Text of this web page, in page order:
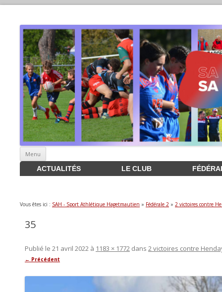
Menu
contenu
ACTUALITÉS LE CLUB
Vous êtes ici : SAH - Sport Athlétique Hagetmautien » Fédérale 2 » 2 victoires contre
35
Publié le 21 avril 2022 à 1183 × 1772 dans 2 victoires contre
← Précédent